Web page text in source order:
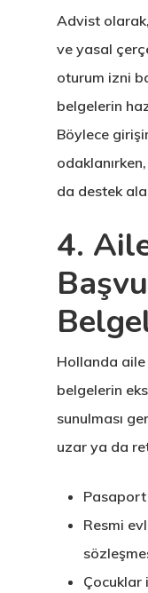
Advist olarak,
ve yasal
oturum izni
belgelerin
Böylece
da destek
4.
Hollanda
belgelerin
sunulması
uzar ya da
Resmi
Çocuklar